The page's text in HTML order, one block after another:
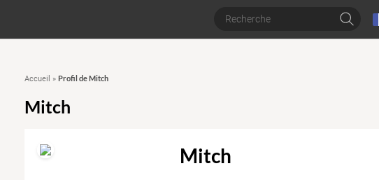
Accueil » Profil de Mitch
Mitch
Mitch